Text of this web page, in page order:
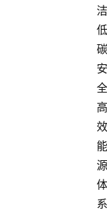
洁
低
碳
安
全
高
效
能
源
体
系